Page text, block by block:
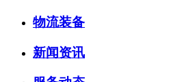
物流装备
新闻资讯